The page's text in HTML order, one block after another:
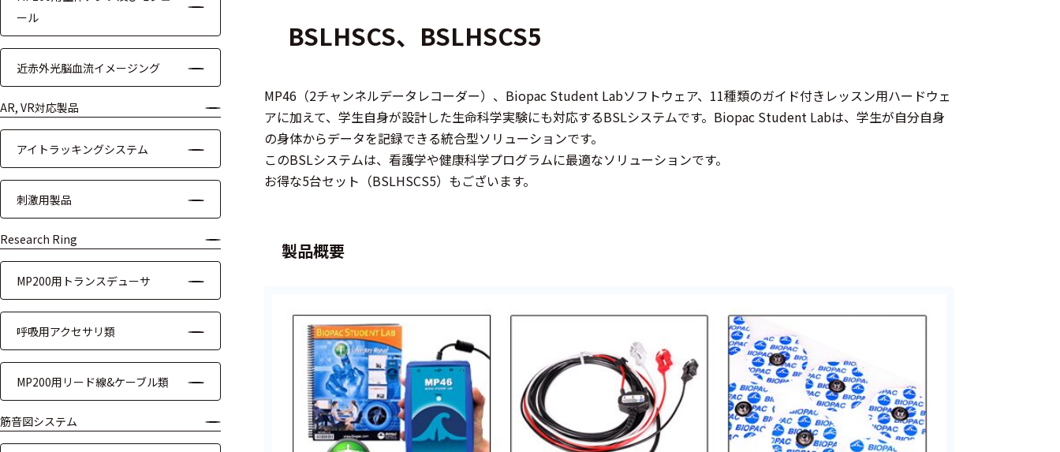
装置本体
デバイス
テム
トリガー
ケーブル
ール
近赤外光脳血流イメージング
AR, VR対応製品
アイトラッキングシステム
刺激用製品
Research Ring
MP200用トランスデューサ
呼吸用アクセサリ類
MP200用リード線&ケーブル類
筋音図システム
BSLHSCS、BSLHSCS5
MP46（2チャンネルデータレコーダー）、Biopac Student Labソフトウェア、11種類のガイド付きレッスン用ハードウェ
アに加えて、学生自身が設計した生命科学実験にも対応するBSLシステムです。Biopac Student Labは、学生が自分自身
の身体からデータを記録できる統合型ソリューションです。
このBSLシステムは、看護学や健康科学プログラムに最適なソリューションです。
お得な5台セット（BSLHSCS5）もございます。
製品概要